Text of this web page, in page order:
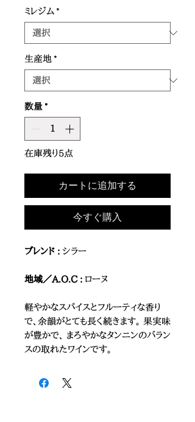
ミレジム *
生産地 *
数量 *
在庫残り5点
カートに追加する
今すぐ購入
ブレンド : シラー
地域／A.O.C : ローヌ
軽やかなスパイスとフルーティな香り
で、余韻がとても長く続きます。 果実味
が豊かで、 まろやかなタンニンのバラン
スの取れたワインです。